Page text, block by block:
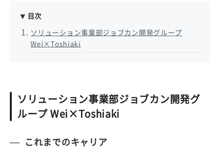
目次
ソリューション事業部ジョブカン開発グループ
Wei×Toshiaki
ソリューション事業部ジョブカン開発グ
ループ Wei×Toshiaki
これまでのキャリア